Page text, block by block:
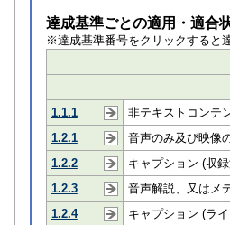
達成基準ごとの適用・適合
※達成基準番号をクリックすると
1.1.1
非テキストコンテ
1.2.1
音声のみ及び映像
1.2.2
キャプション (収
1.2.3
音声解説、又はメ
1.2.4
キャプション (ラ